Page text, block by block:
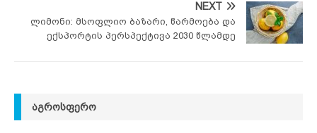
NEXT
ლიმონი: მსოფლიო ბაზარი, წარმოება და
ექსპორტის პერსპექტივა 2030 წლამდე
ᲐᲒᲠᲝᲡᲤᲔᲠᲝ